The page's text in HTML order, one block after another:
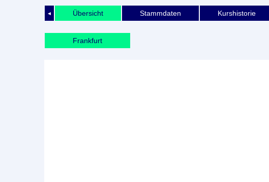
◄ Übersicht Stammdaten Kurshistorie
Frankfurt